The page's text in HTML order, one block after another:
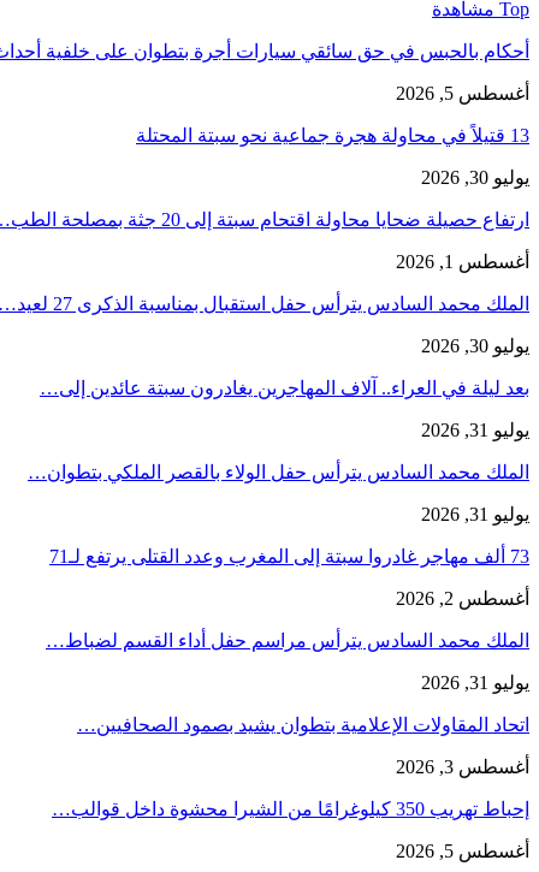
Top مشاهدة
أحكام بالحبس في حق سائقي سيارات أجرة بتطوان على خلفية
أغسطس 5, 2026
13 قتيلاً في محاولة هجرة جماعية نحو سبتة المحتلة
يوليو 30, 2026
ارتفاع حصيلة ضحايا محاولة اقتحام سبتة إلى 20 جثة بمصلحة الطب…
أغسطس 1, 2026
الملك محمد السادس يترأس حفل استقبال بمناسبة الذكرى 27 لعيد…
يوليو 30, 2026
بعد ليلة في العراء.. آلاف المهاجرين يغادرون سبتة عائدين إلى…
يوليو 31, 2026
الملك محمد السادس يترأس حفل الولاء بالقصر الملكي بتطوان…
يوليو 31, 2026
73 ألف مهاجر غادروا سبتة إلى المغرب وعدد القتلى يرتفع لـ71
أغسطس 2, 2026
الملك محمد السادس يترأس مراسم حفل أداء القسم لضباط…
يوليو 31, 2026
اتحاد المقاولات الإعلامية بتطوان يشيد بصمود الصحافيين…
أغسطس 3, 2026
إحباط تهريب 350 كيلوغرامًا من الشيرا محشوة داخل قوالب…
أغسطس 5, 2026